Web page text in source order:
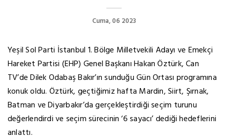
Cuma, 06 2023
Yeşil Sol Parti İstanbul 1. Bölge Milletvekili Adayı ve Emekçi
Hareket Partisi (EHP) Genel Başkanı Hakan Öztürk, Can
TV’de Dilek Odabaş Bakır’ın sunduğu Gün Ortası programına
konuk oldu. Öztürk, geçtiğimiz hafta Mardin, Siirt, Şırnak,
Batman ve Diyarbakır’da gerçekleştirdiği seçim turunu
değerlendirdi ve seçim sürecinin ‘6 sayacı’ dediği hedeflerini
anlattı.